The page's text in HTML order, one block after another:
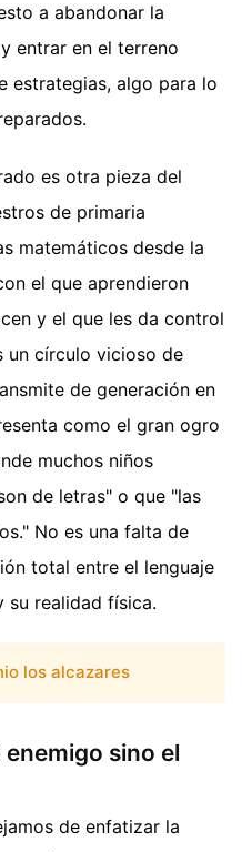
a abandonar la
entrar en el terreno
estrategias, algo para lo
es otra pieza del
de primaria
matemáticos desde la
el que aprendieron
y el que les da control
un círculo vicioso de
de generación en
como el gran ogro
muchos niños
de letras" o que "las
No es una falta de
total entre el lenguaje
su realidad física.
los alcazares
sino el
de enfatizar la